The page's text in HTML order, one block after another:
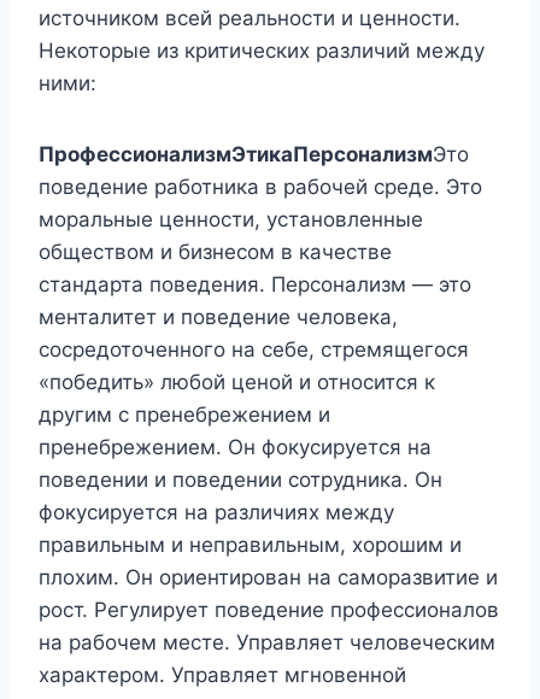
источником всей реальности и ценности.
Некоторые из критических различий между
ними:
ПрофессионализмЭтикаПерсонализмЭто
поведение работника в рабочей среде. Это
моральные ценности, установленные
обществом и бизнесом в качестве
стандарта поведения. Персонализм — это
менталитет и поведение человека,
сосредоточенного на себе, стремящегося
«победить» любой ценой и относится к
другим с пренебрежением и
пренебрежением. Он фокусируется на
поведении и поведении сотрудника. Он
фокусируется на различиях между
правильным и неправильным, хорошим и
плохим. Он ориентирован на саморазвитие и
рост. Регулирует поведение профессионалов
на рабочем месте. Управляет человеческим
характером. Управляет мгновенной